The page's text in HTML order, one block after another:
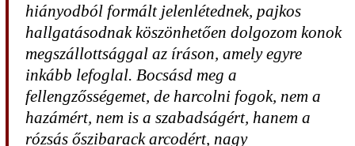
hiányodból formált jelenlétednek, pajkos
hallgatásodnak köszönhetően dolgozom konok
megszállottsággal az íráson, amely egyre
inkább lefoglal. Bocsásd meg a
fellengzősségemet, de harcolni fogok, nem a
hazámért, nem is a szabadságért, hanem a
rózsás őszibarack arcodért, nagy